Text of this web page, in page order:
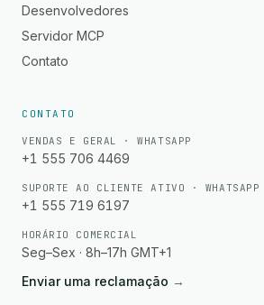
Desenvolvedores
Servidor MCP
Contato
CONTATO
VENDAS E GERAL · WHATSAPP
+1 555 706 4469
SUPORTE AO CLIENTE ATIVO · WHATSAPP
+1 555 719 6197
HORÁRIO COMERCIAL
Seg–Sex · 8h–17h GMT+1
Enviar uma reclamação →